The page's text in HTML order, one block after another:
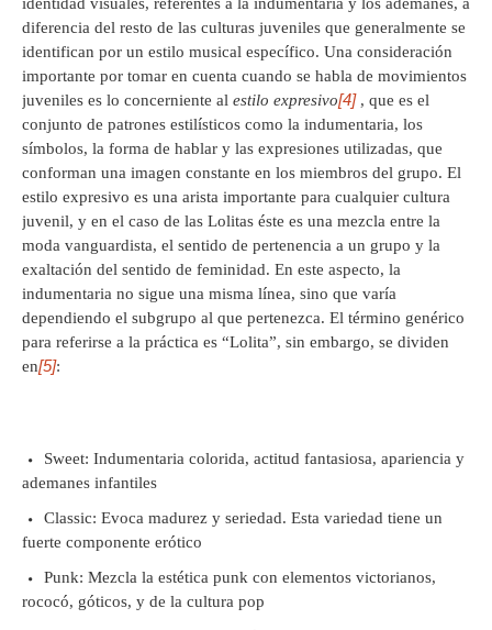
diferencia del resto de las culturas juveniles que generalmente se
identifican por un estilo musical específico. Una consideración
importante por tomar en cuenta cuando se habla de movimientos
juveniles es lo concerniente al estilo expresivo[4], que es el
conjunto de patrones estilísticos como la indumentaria, los
símbolos, la forma de hablar y las expresiones utilizadas, que
conforman una imagen constante en los miembros del grupo. El
estilo expresivo es una arista importante para cualquier cultura
juvenil, y en el caso de las Lolitas éste es una mezcla entre la
moda vanguardista, el sentido de pertenencia a un grupo y la
exaltación del sentido de feminidad. En este aspecto, la
indumentaria no sigue una misma línea, sino que varía
dependiendo el subgrupo al que pertenezca. El término genérico
para referirse a la práctica es “Lolita”, sin embargo, se dividen
en[5]:
Sweet: Indumentaria colorida, actitud fantasiosa, apariencia y
ademanes infantiles
Classic: Evoca madurez y seriedad. Esta variedad tiene un
fuerte componente erótico
Punk: Mezcla la estética punk con elementos victorianos,
rococó, góticos, y de la cultura pop